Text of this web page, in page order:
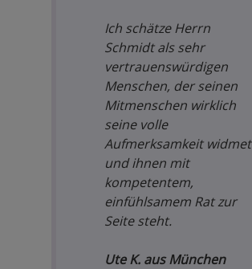
Ich schätze Herrn
Schmidt als sehr
vertrauenswürdigen
Menschen, der seinen
Mitmenschen wirklich
seine volle
Aufmerksamkeit widmet
und ihnen mit
kompetentem,
einfühlsamem Rat zur
Seite steht.
Ute K. aus München